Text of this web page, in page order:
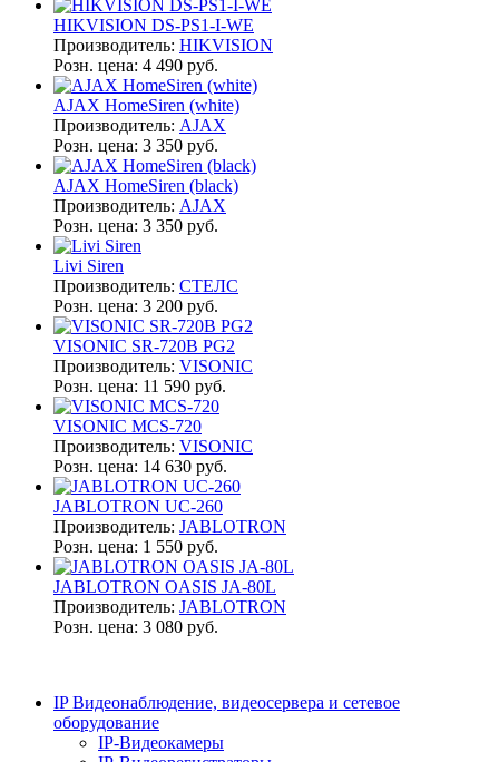
HIKVISION DS-PS1-I-WE
Производитель: HIKVISION
Розн. цена: 4 490 руб.
AJAX HomeSiren (white)
Производитель: AJAX
Розн. цена: 3 350 руб.
AJAX HomeSiren (black)
Производитель: AJAX
Розн. цена: 3 350 руб.
Livi Siren
Производитель: СТЕЛС
Розн. цена: 3 200 руб.
VISONIC SR-720B PG2
Производитель: VISONIC
Розн. цена: 11 590 руб.
VISONIC MCS-720
Производитель: VISONIC
Розн. цена: 14 630 руб.
JABLOTRON UC-260
Производитель: JABLOTRON
Розн. цена: 1 550 руб.
JABLOTRON OASIS JA-80L
Производитель: JABLOTRON
Розн. цена: 3 080 руб.
IP Видеонаблюдение, видеосервера и сетевое
оборудование
IP-Видеокамеры